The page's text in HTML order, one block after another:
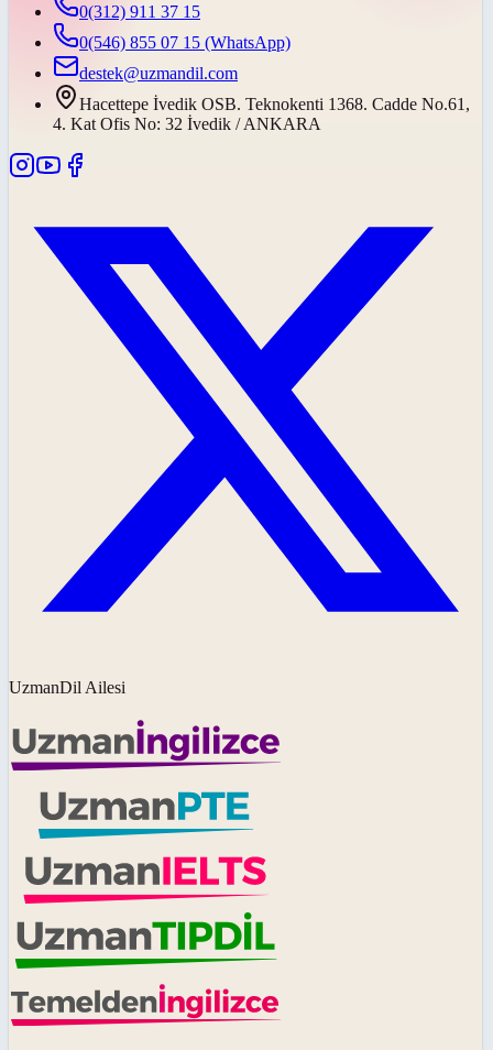
0(312) 911 37 15
0(546) 855 07 15 (WhatsApp)
destek@uzmandil.com
Hacettepe İvedik OSB. Teknokenti 1368. Cadde No.61,
4. Kat Ofis No: 32 İvedik / ANKARA
UzmanDil Ailesi